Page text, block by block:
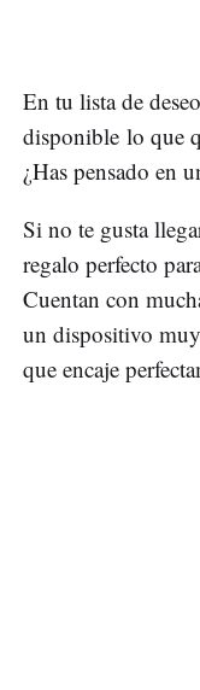
En tu lista de
disponible lo que
¿Has pensado en
Si no te gusta
regalo perfecto
Cuentan con
un dispositivo
que encaje